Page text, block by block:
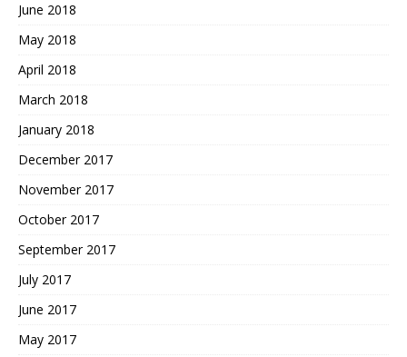
June 2018
May 2018
April 2018
March 2018
January 2018
December 2017
November 2017
October 2017
September 2017
July 2017
June 2017
May 2017